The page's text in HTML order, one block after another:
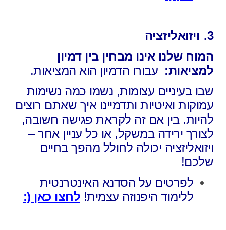
3. ויזואליזציה
המוח שלנו אינו מבחין בין דמיון
למציאות: עבורו הדמיון הוא המציאות.
שבו בעיניים עצומות, נשמו כמה נשימות
עמוקות ואיטיות ותדמיינו איך שאתם רוצים
להיות. בין אם זה לקראת פגישה חשובה,
לצורך ירידה במשקל, או כל עניין אחר –
ויזואליזציה יכולה לחולל מהפך בחיים
שלכם!
לפרטים על הסדנא האינטרנטית
ללימוד היפנוזה עצמית! לחצו כאן (: